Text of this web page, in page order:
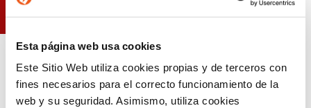
Esta página web usa cookies
Este Sitio Web utiliza cookies propias y de terceros con
fines necesarios para el correcto funcionamiento de la
web y su seguridad. Asimismo, utiliza cookies
Solicita un análisis gratuito